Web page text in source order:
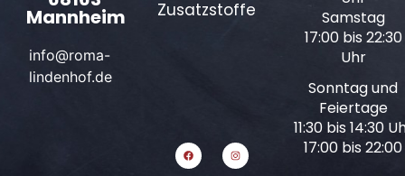
Mannheim
info@roma-
lindenhof.de
Zusatzstoffe
Samstag
17:00 bis 22:30
Uhr
Sonntag und
Feiertage
11:30 bis 14:30
17:00 bis 22:00